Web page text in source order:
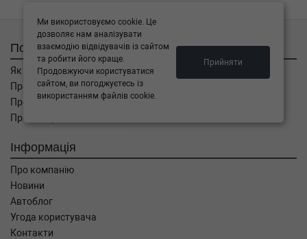
Покупцям
Як замовити
Про оплату
Про доставку
Про повернення
Інформація
Про компанію
Новини
Автоблог
Угода користувача
Контакти
Ми використовуємо cookie. Це
дозволяє нам аналізувати
взаємодію відвідувачів із сайтом
та робити його краще.
Продовжуючи користуватися
сайтом, ви погоджуєтесь із
використанням файлів cookie.
Прийняти